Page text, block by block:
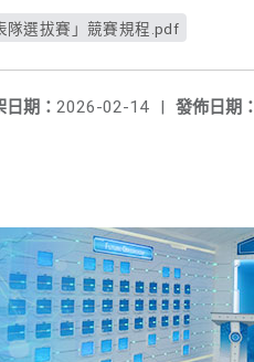
隊選拔賽」競賽規程.pdf
發佈日期：
日期： 2026-02-14 |